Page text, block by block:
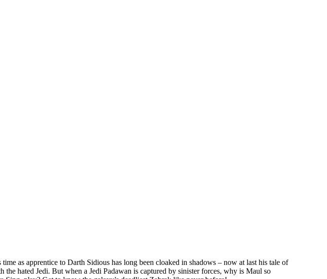
as apprentice to Darth Sidious has long been cloaked in shadows – now at last his tale of
hated Jedi. But when a Jedi Padawan is captured by sinister forces, why is Maul so